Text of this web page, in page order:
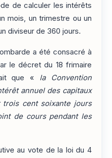
de calculer les intérêts
mois, un trimestre ou un
diviseur de 360 jours.
a été consacré à
le décret du 18 frimaire
que « la Convention
annuel des capitaux
cent soixante jours
de cours pendant les
au vote de la loi du 4